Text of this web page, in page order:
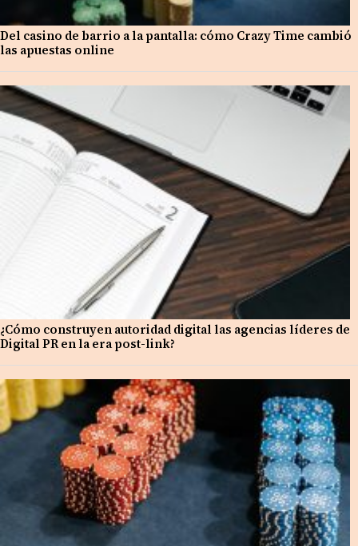
Del casino de barrio a la pantalla: cómo Crazy Time cambió
las apuestas online
¿Cómo construyen autoridad digital las agencias líderes de
Digital PR en la era post-link?